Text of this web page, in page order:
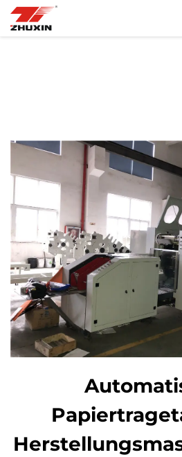
Unternehmen
Neuigkeiten
Kontakt
FAQ